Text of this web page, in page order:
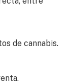
de cannabis.